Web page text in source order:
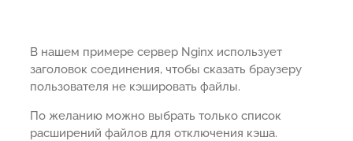
В нашем примере сервер Nginx использует
заголовок соединения, чтобы сказать браузеру
пользователя не кэшировать файлы.
По желанию можно выбрать только список
расширений файлов для отключения кэша.